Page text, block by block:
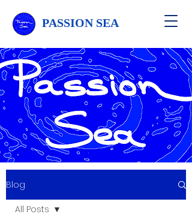
PASSION SEA
Blog
All Posts